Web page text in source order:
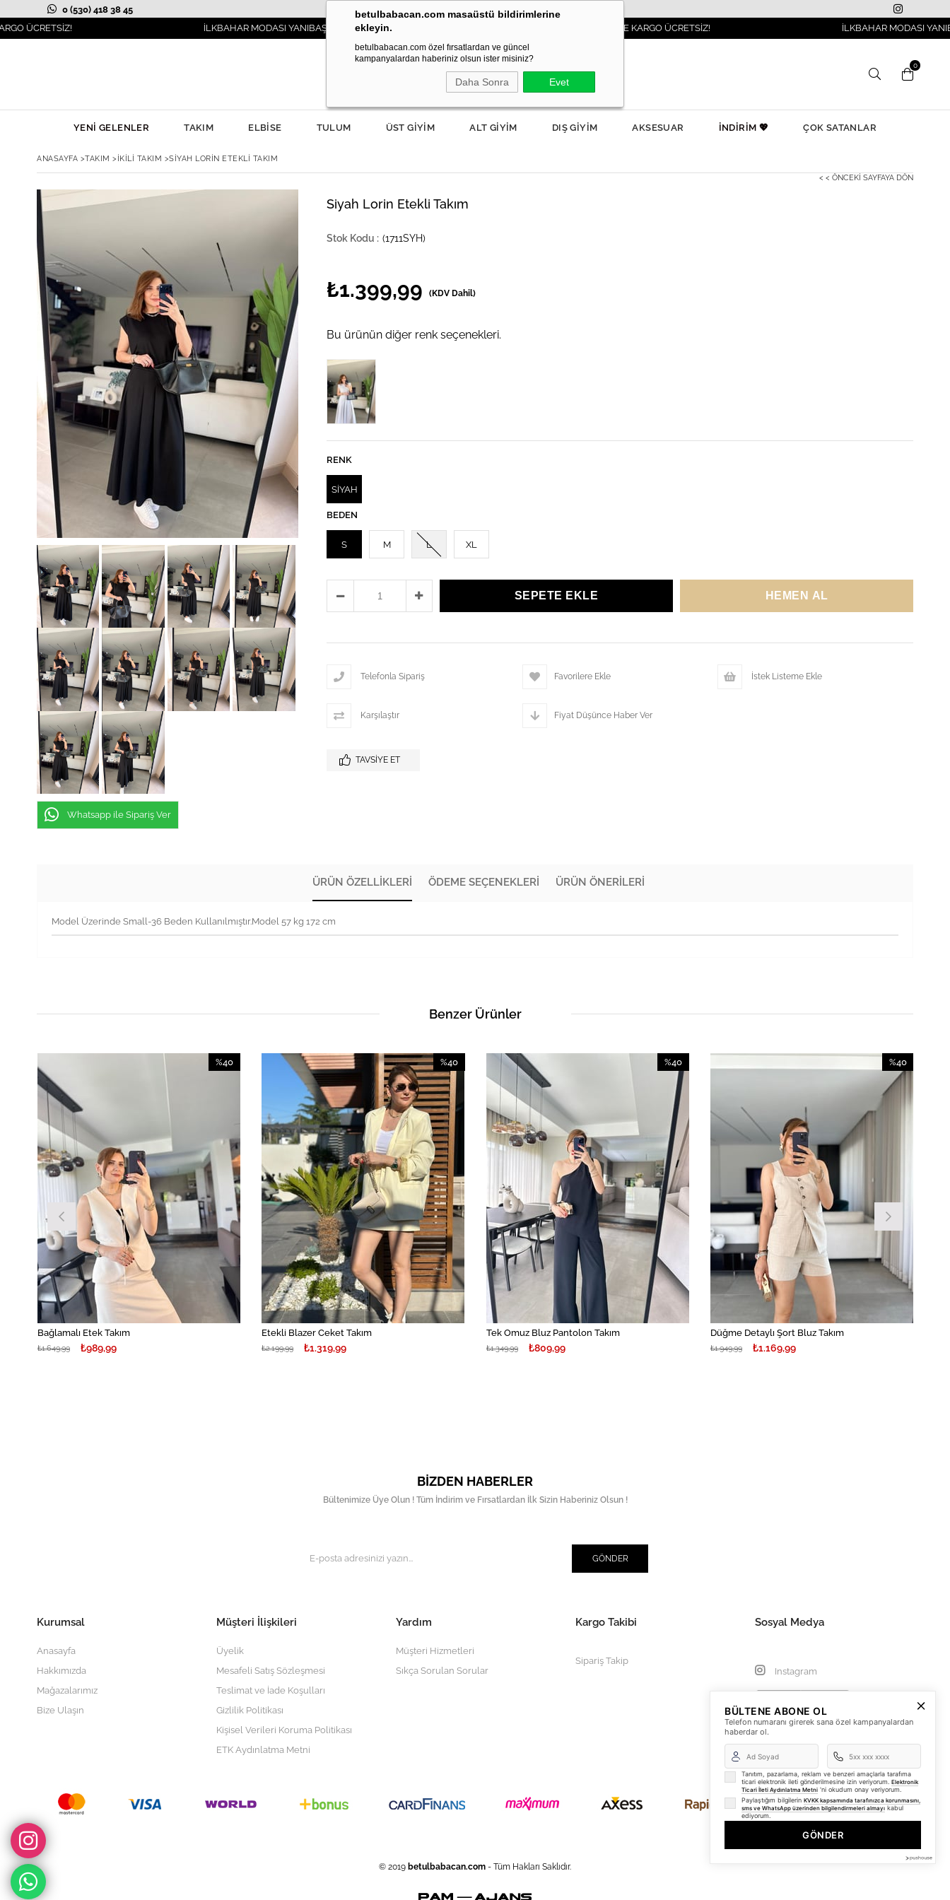
0 (530) 418 38 45
İLKBAHAR MODASI YANIBAŞINIZDA! 3000TL VE ÜZERİ SİPARİŞLERDE KARGO ÜCRETSİZ! İLKBAHAR MODASI YANIBAŞINIZDA!
betulbabacan.com masaüstü bildirimlerine
ekleyin.
betulbabacan.com özel fırsatlardan ve güncel
kampanyalardan haberiniz olsun ister misiniz?
Daha Sonra Evet
0
YENİ GELENLER TAKIM ELBİSE TULUM ÜST GİYİM ALT GİYİM DIŞ GİYİM AKSESUAR İNDİRİM 💖 ÇOK SATANLAR
ANASAYFA >TAKIM > İKİLİ TAKIM >SIYAH LORIN ETEKLI TAKIM
< < ÖNCEKI SAYFAYA DÖN
Whatsapp ile Sipariş Ver
Siyah Lorin Etekli Takım
(1711SYH)
₺1.399,99 (KDV Dahil)
Bu ürünün diğer renk seçenekleri.
RENK
SİYAH
BEDEN
S M L XL
Telefonla Sipariş Favorilere Ekle İstek Listeme Ekle
Karşılaştır Fiyat Düşünce Haber Ver
TAVSIYE ET
ÜRÜN ÖZELLIKLERI ÖDEME SEÇENEKLERI ÜRÜN ÖNERILERI
Model Üzerinde Small-36 Beden Kullanılmıştır.Model 57 kg 172 cm
Benzer Ürünler
Bağlamalı Etek Takım
₺989,99
₺1.649,99
%40
Etekli Blazer Ceket Takım
₺1.319,99
₺2.199,99
%40
İndirim
%40İndirim
Tek Omuz Bluz Pantolon Takım
₺809,99
₺1.349,99
%40
İndirim
%40İndirim
Düğme Detaylı Şort Bluz Takım
₺1.169,99
₺1.949,99
%40
İndirim
%40İndirim
BIZDEN HABERLER
Bültenimize Üye Olun ! Tüm İndirim ve Fırsatlardan İlk Sizin Haberiniz Olsun !
GÖNDER
Kurumsal
Anasayfa
Hakkımızda
Mağazalarımız
Bize Ulaşın
Müşteri İlişkileri
Üyelik
Mesafeli Satış Sözleşmesi
Teslimat ve İade Koşulları
Gizlilik Politikası
Kişisel Verileri Koruma Politikası
ETK Aydınlatma Metni
Yardım
Müşteri Hizmetleri
Sıkça Sorulan Sorular
Kargo Takibi
Sipariş Takip
Sosyal Medya
Instagram
© 2019 betulbabacan.com - Tüm Hakları Saklıdır.
BÜLTENE ABONE OL
Telefon numaranı girerek sana özel kampanyalardan
haberdar ol.
Tanıtım, pazarlama, reklam ve benzeri amaçlarla tarafıma
ticari elektronik ileti gönderilmesine izin veriyorum. Elektronik
Ticari İleti Aydınlatma Metni 'ni okudum onay veriyorum.
Paylaştığım bilgilerin KVKK kapsamında tarafınızca korunmasını,
sms ve WhatsApp üzerinden bilgilendirmeleri almayı kabul
ediyorum.
GÖNDER